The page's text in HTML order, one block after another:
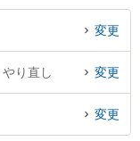
の岡部 宗茂弁護士や玉
所の渋谷 康華弁護士のプ
したい』『初回相談無料
予約したい』などでお困
変更
り直し 変更
変更